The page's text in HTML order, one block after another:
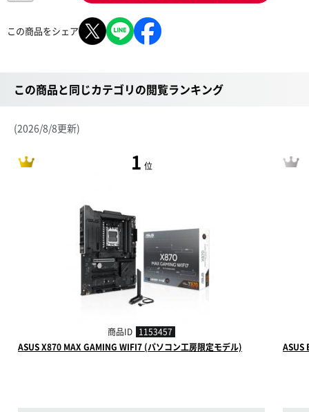
この商品をシェア
この商品と同じカテゴリの閲覧ランキング
(2026/8/8更新)
1 位
商品ID 1153457
ASUS X870 MAX GAMING WIFI7 (パソコン工房限定モデル)
ASUS